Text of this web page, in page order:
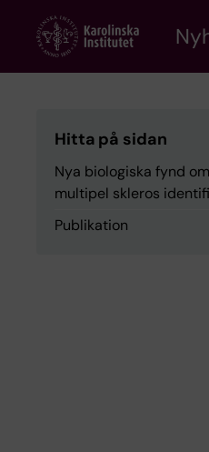
content
Hitta på sidan
Nya biologiska fynd
multipel skleros
Publikation